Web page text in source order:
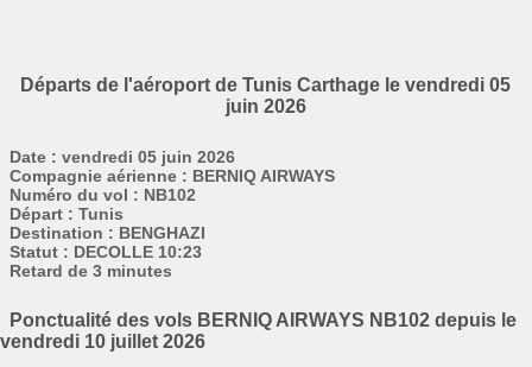
Départs de l'aéroport de Tunis Carthage le vendredi 05
juin 2026
Date : vendredi 05 juin 2026
Compagnie aérienne : BERNIQ AIRWAYS
Numéro du vol : NB102
Départ : Tunis
Destination : BENGHAZI
Statut : DECOLLE 10:23
Retard de 3 minutes
Ponctualité des vols BERNIQ AIRWAYS NB102 depuis le
vendredi 10 juillet 2026